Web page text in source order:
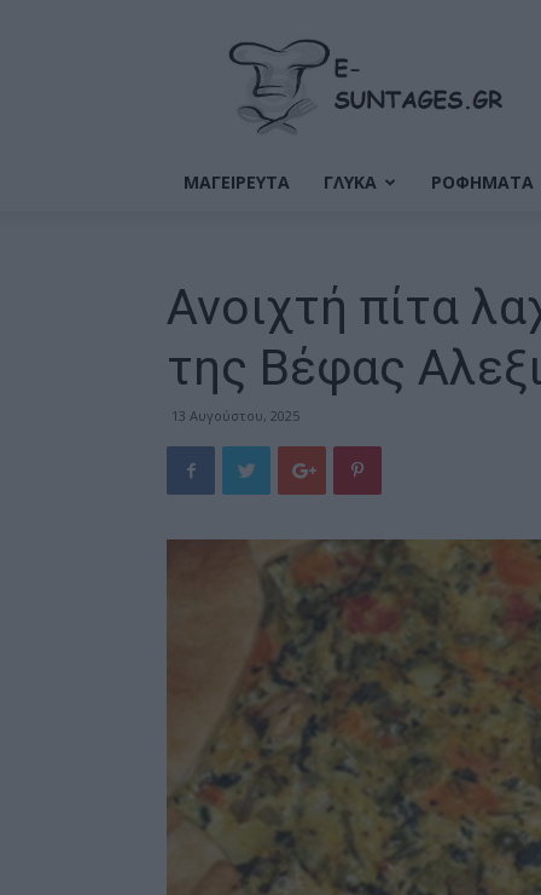
Ε-
Συνταγές
ΜΑΓΕΙΡΕΥΤΑ ΓΛΥΚΑ ΡΟΦΗΜΑΤΑ
Ανοιχτή πίτα
της Βέφας
13 Αυγούστου, 2025